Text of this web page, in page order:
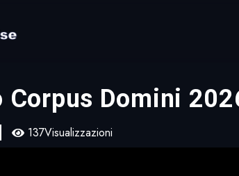
Corpus Domini
137Visualizzazioni